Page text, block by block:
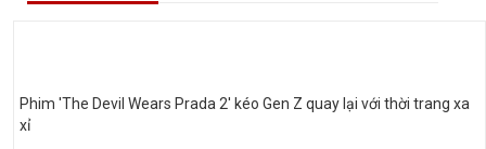
Phim 'The Devil Wears Prada 2' kéo Gen Z quay lại với thời trang xa
xỉ